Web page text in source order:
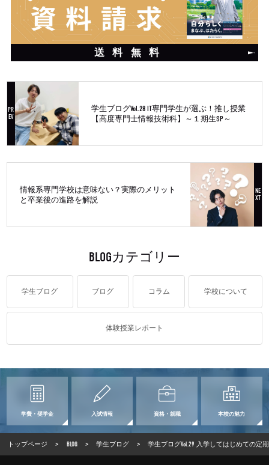
送料無料
学生ブログVol.28 IT専門学生が選ぶ！推し授業
【高度専門士情報技術科】～１期生SP～
情報系専門学校は意味ない？実際のメリット
と卒業後の進路を解説
BLOGカテゴリー
学生ブログ ブログ コラム 学校について
体験授業レポート
学費・奨学金 入試情報 資格・就職 本校の魅力
トップページ > BLOG > 学生ブログ > 学生ブログVol.29 入学してはじめての定